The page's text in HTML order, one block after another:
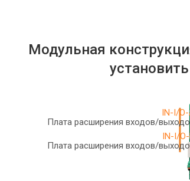
Модульная
IN-I/
Плата расширения входов/
IN-I/
Плата расширения входов/